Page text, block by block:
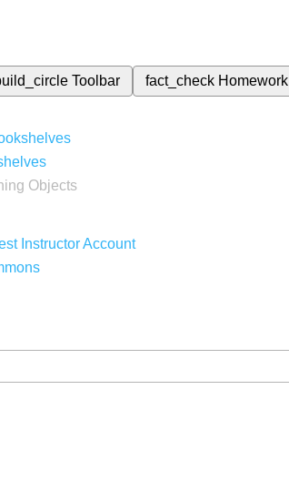
Toolbar fact_check Homework
Objects
Instructor Account